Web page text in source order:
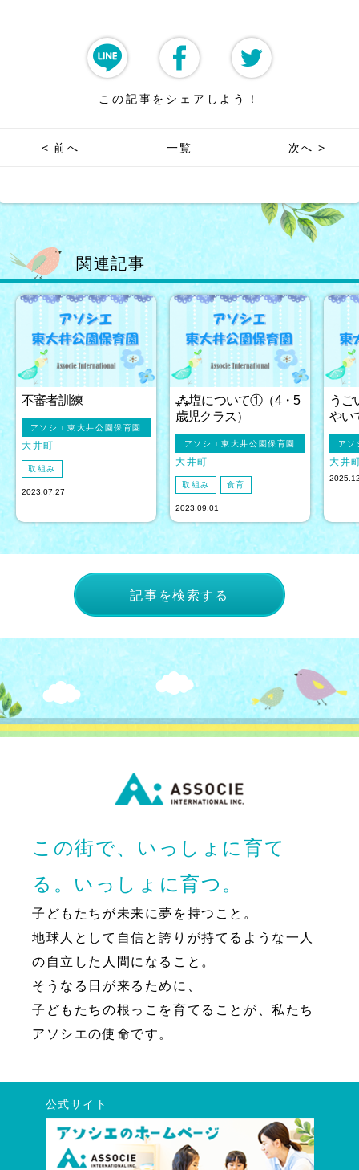
この記事をシェアしよう！
< 前へ 一覧 次へ >
関連記事
不審者訓練
アソシエ東大井公園保育園
大井町
取組み
2023.07.27
⁂塩について①（4・5
歳児クラス）
アソシエ東大井公園保育園
大井町
取組み 食育
2023.09.01
うご
やい
アソ
大井
記事を検索する
この街で、いっしょに育て
る。いっしょに育つ。
子どもたちが未来に夢を持つこと。
地球人として自信と誇りが持てるような一人
の自立した人間になること。
そうなる日が来るために、
子どもたちの根っこを育てることが、私たち
アソシエの使命です。
公式サイト